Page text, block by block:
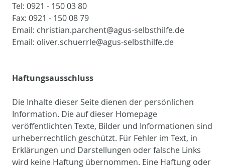
Tel: 0921 - 150 03 80
Fax: 0921 - 150 08 79
Email: christian.parchent@agus-selbsthilfe.de
Email: oliver.schuerrle@agus-selbsthilfe.de
Haftungsausschluss
Die Inhalte dieser Seite dienen der persönlichen
Information. Die auf dieser Homepage
veröffentlichten Texte, Bilder und Informationen sind
urheberrechtlich geschützt. Für Fehler im Text, in
Erklärungen und Darstellungen oder falsche Links
wird keine Haftung übernommen. Eine Haftung oder